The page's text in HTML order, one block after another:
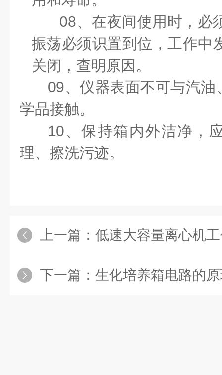
08、在夜间使用时，必
振荡必须识置到位，工作中
关闭，查明原因。
09、仪器表面不可与汽
学品接触。
10、保持箱内外洁净，
理、擦洗污迹。
上一篇： 低速大容量离心机工作
下一篇： 生化培养箱电路的